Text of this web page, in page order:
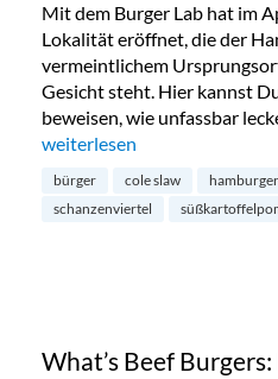
Mit dem Burger Lab hat im
Lokalität eröffnet, die der
vermeintlichem
Gesicht steht. Hier kannst
beweisen, wie unfassbar
„The Burger Lab im
weiterlesen
bürger cole slaw hamburger
schanzenviertel
What’s Beef